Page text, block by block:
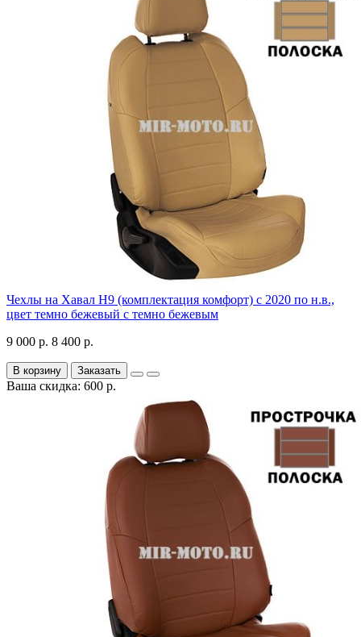
Чехлы на Хавал H9 (комплектация комфорт) с 2020 по н.в.,
цвет темно бежевый с темно бежевым
9 000 р. 8 400 р.
В корзину Заказать
Ваша скидка: 600 р.